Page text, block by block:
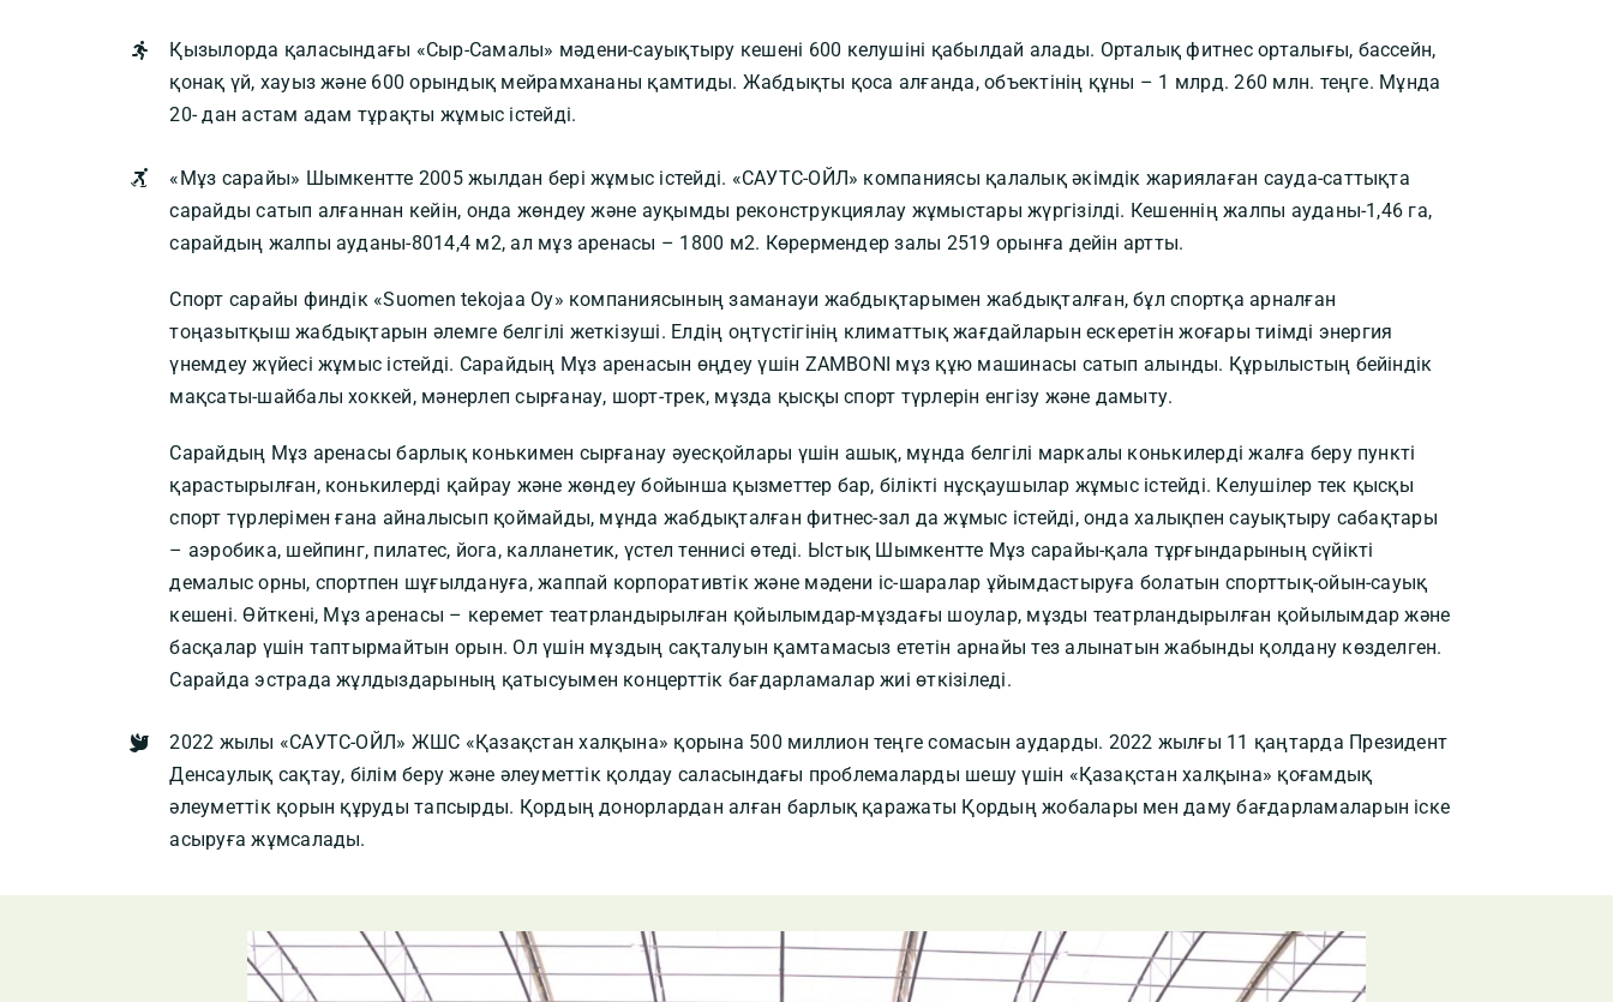
Қызылорда қаласындағы «Сыр-Самалы» мәдени-сауықтыру кешені 600 келушіні қабылдай алады. Орталық фитнес орталығы, бассейн,
қонақ үй, хауыз және 600 орындық мейрамхананы қамтиды. Жабдықты қоса алғанда, объектінің құны – 1 млрд. 260 млн. теңге. Мұнда
20- дан астам адам тұрақты жұмыс істейді.
«Мұз сарайы» Шымкентте 2005 жылдан бері жұмыс істейді. «САУТС-ОЙЛ» компаниясы қалалық әкімдік жариялаған сауда-саттықта
сарайды сатып алғаннан кейін, онда жөндеу және ауқымды реконструкциялау жұмыстары жүргізілді. Кешеннің жалпы ауданы-1,46 га,
сарайдың жалпы ауданы-8014,4 м2, ал мұз аренасы – 1800 м2. Көрермендер залы 2519 орынға дейін артты.
Спорт сарайы финдік «Suomen tekojaa Oy» компаниясының заманауи жабдықтарымен жабдықталған, бұл спортқа арналған
тоңазытқыш жабдықтарын әлемге белгілі жеткізуші. Елдің оңтүстігінің климаттық жағдайларын ескеретін жоғары тиімді энергия
үнемдеу жүйесі жұмыс істейді. Сарайдың Мұз аренасын өңдеу үшін ZAMBONI мұз құю машинасы сатып алынды. Құрылыстың бейіндік
мақсаты-шайбалы хоккей, мәнерлеп сырғанау, шорт-трек, мұзда қысқы спорт түрлерін енгізу және дамыту.
Сарайдың Мұз аренасы барлық конькимен сырғанау әуесқойлары үшін ашық, мұнда белгілі маркалы конькилерді жалға беру пункті
қарастырылған, конькилерді қайрау және жөндеу бойынша қызметтер бар, білікті нұсқаушылар жұмыс істейді. Келушілер тек қысқы
спорт түрлерімен ғана айналысып қоймайды, мұнда жабдықталған фитнес-зал да жұмыс істейді, онда халықпен сауықтыру сабақтары
– аэробика, шейпинг, пилатес, йога, калланетик, үстел теннисі өтеді. Ыстық Шымкентте Мұз сарайы-қала тұрғындарының сүйікті
демалыс орны, спортпен шұғылдануға, жаппай корпоративтік және мәдени іс-шаралар ұйымдастыруға болатын спорттық-ойын-сауық
кешені. Өйткені, Мұз аренасы – керемет театрландырылған қойылымдар-мұздағы шоулар, мұзды театрландырылған қойылымдар және
басқалар үшін таптырмайтын орын. Ол үшін мұздың сақталуын қамтамасыз ететін арнайы тез алынатын жабынды қолдану көзделген.
Сарайда эстрада жұлдыздарының қатысуымен концерттік бағдарламалар жиі өткізіледі.
2022 жылы «САУТС-ОЙЛ» ЖШС «Қазақстан халқына» қорына 500 миллион теңге сомасын аударды. 2022 жылғы 11 қаңтарда Президент
Денсаулық сақтау, білім беру және әлеуметтік қолдау саласындағы проблемаларды шешу үшін «Қазақстан халқына» қоғамдық
әлеуметтік қорын құруды тапсырды. Қордың донорлардан алған барлық қаражаты Қордың жобалары мен даму бағдарламаларын іске
асыруға жұмсалады.